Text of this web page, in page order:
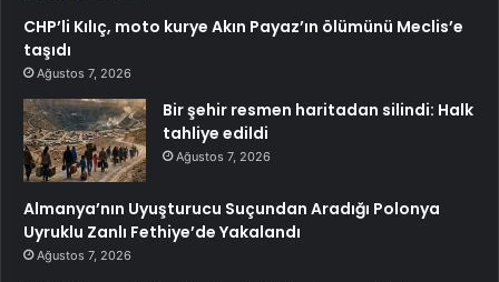
CHP’li Kılıç, moto kurye Akın Payaz’ın ölümünü Meclis’e
taşıdı
Ağustos 7, 2026
Bir şehir resmen haritadan silindi: Halk
tahliye edildi
Ağustos 7, 2026
Almanya’nın Uyuşturucu Suçundan Aradığı Polonya
Uyruklu Zanlı Fethiye’de Yakalandı
Ağustos 7, 2026